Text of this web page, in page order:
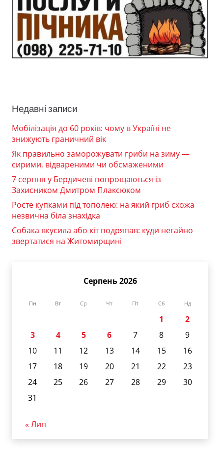
Недавні записи
Мобілізація до 60 років: чому в Україні не
знижують граничний вік
Як правильно заморожувати гриби на зиму —
сирими, відвареними чи обсмаженими
7 серпня у Бердичеві попрощаються із
Захисником Дмитром Плаксюком
Росте купками під тополею: на який гриб схожа
незвична біла знахідка
Собака вкусила або кіт подряпав: куди негайно
звертатися на Житомирщині
Серпень 2026
Пн Вт Ср Чт Пт Сб Нд
1
2
3
4 5 6 7 8
9
10
11 12 13 14 15
16
17
18 19 20 21 22
23
24
25 26 27 28 29
30
31
« Лип